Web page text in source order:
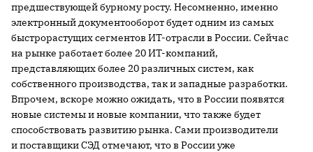
предшествующей бурному росту. Несомненно, именно
электронный документооборот будет одним из самых
быстрорастущих сегментов ИТ-отрасли в России. Сейчас
на рынке работает более 20 ИТ-компаний,
представляющих более 20 различных систем, как
собственного производства, так и западные разработки.
Впрочем, вскоре можно ожидать, что в России появятся
новые системы и новые компании, что также будет
способствовать развитию рынка. Сами производители
и поставщики СЭД отмечают, что в России уже